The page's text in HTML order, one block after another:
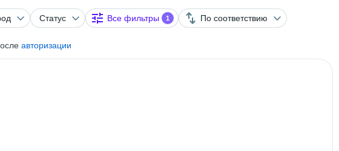
Статус Все фильтры 1 По соответствию
авторизации